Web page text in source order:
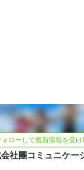
ローして最新情報を受け
社團コミュニケー